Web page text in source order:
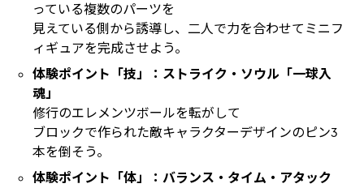
っている複数のパーツを
見えている側から誘導し、二人で力を合わせてミニフ
ィギュアを完成させよう。
体験ポイント「技」：ストライク・ソウル「一球入
魂」
修行のエレメンツボールを転がして
ブロックで作られた敵キャラクターデザインのピン3
本を倒そう。
体験ポイント「体」：バランス・タイム・アタック